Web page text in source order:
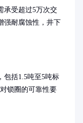
承受超过5万次交
强耐腐蚀性，井下
包括1.5吨至5吨标
锁圈的可靠性要